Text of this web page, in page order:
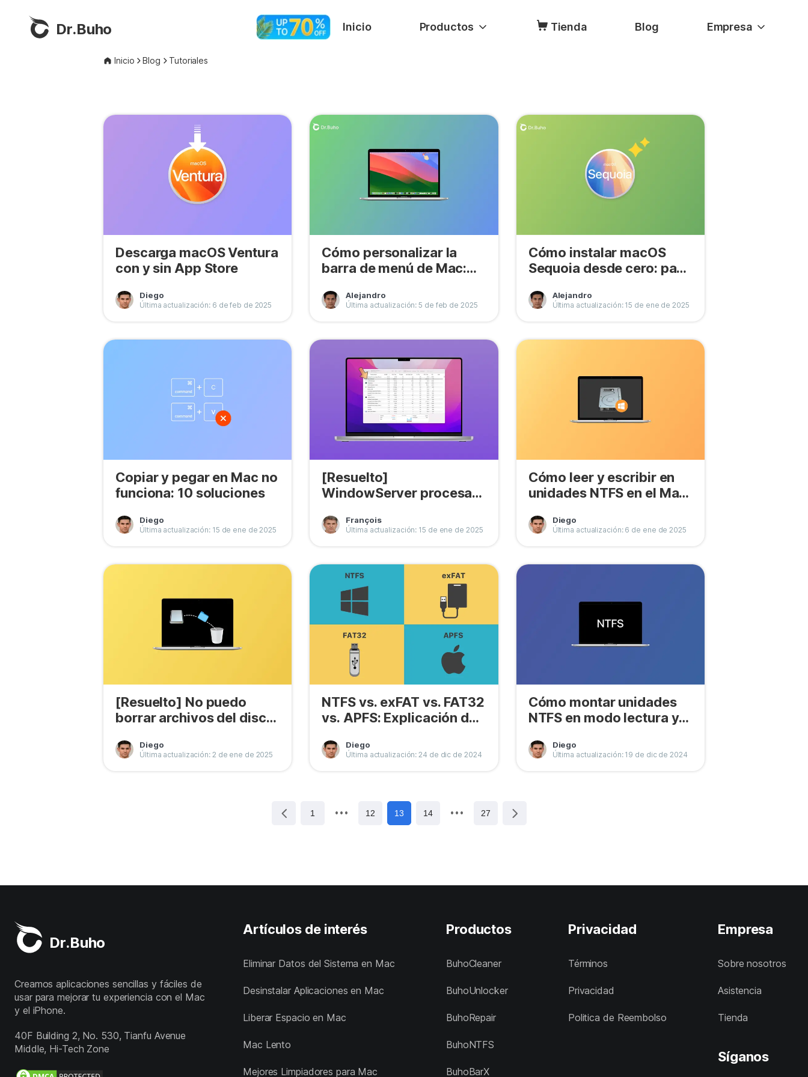
Dr.Buho Inicio Productos Tienda Blog Empresa
Inicio Blog Tutoriales
Descarga macOS Ventura
con y sin App Store
Diego
Última actualización: 6 de feb de 2025
Cómo personalizar la
barra de menú de Mac:
Alejandro
Última actualización: 5 de feb de 2025
Cómo instalar macOS
Sequoia desde cero: paso
Alejandro
Última actualización: 15 de ene de 2025
Copiar y pegar en Mac no
funciona: 10 soluciones
Diego
Última actualización: 15 de ene de 2025
[Resuelto]
WindowServer procesa
MacFrançois
Última actualización: 15 de ene de 2025
Cómo leer y escribir en
unidades NTFS en el Mac
Diego
Última actualización: 6 de ene de 2025
[Resuelto] No puedo
borrar archivos del disco
Diego
Última actualización: 2 de ene de 2025
NTFS vs. exFAT vs. FAT32
vs. APFS: Explicación de
Diego
Última actualización: 24 de dic de 2024
Cómo montar unidades
NTFS en modo lectura y
Diego
Última actualización: 19 de dic de 2024
1 12 13 14 27
Dr.Buho
Creamos aplicaciones sencillas y fáciles de
usar para mejorar tu experiencia con el Mac
y el iPhone.
40F Building 2, No. 530, Tianfu Avenue
Middle, Hi-Tech Zone
Artículos de interés
Eliminar Datos del Sistema en Mac
Desinstalar Aplicaciones en Mac
Liberar Espacio en Mac
Mac Lento
Mejores Limpiadores para Mac
Productos
BuhoCleaner
BuhoUnlocker
BuhoRepair
BuhoNTFS
BuhoBarX
Privacidad
Términos
Privacidad
Politica de Reembolso
Empresa
Sobre nosotros
Asistencia
Tienda
Síganos